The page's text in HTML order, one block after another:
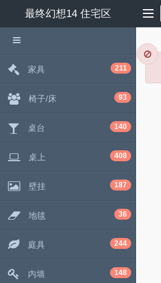
最终幻想14 住宅区
家具 211
椅子/床 93
桌台 140
桌上 408
壁挂 187
地毯 36
庭具 244
内墙 148